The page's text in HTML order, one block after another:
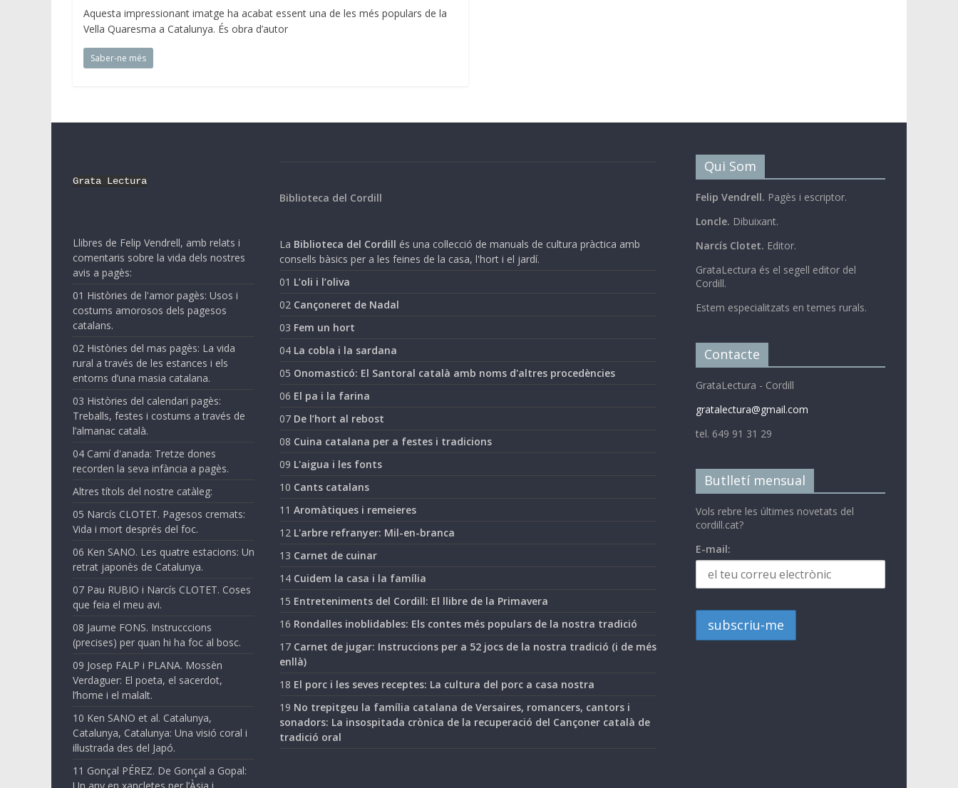
Aquesta impressionant imatge ha acabat essent una de les més populars de la
Vella Quaresma a Catalunya. És obra d’autor
Saber-ne més
Grata Lectura
Llibres de Felip Vendrell, amb relats i
comentaris sobre la vida dels nostres
avis a pagès:
01 Històries de l'amor pagès: Usos i
costums amorosos dels pagesos
catalans.
02 Històries del mas pagès: La vida
rural a través de les estances i els
entorns d’una masia catalana.
03 Històries del calendari pagès:
Treballs, festes i costums a través de
l’almanac català.
04 Camí d'anada: Tretze dones
recorden la seva infància a pagès.
Altres títols del nostre catàleg:
05 Narcís CLOTET. Pagesos cremats:
Vida i mort després del foc.
06 Ken SANO. Les quatre estacions: Un
retrat japonès de Catalunya.
07 Pau RUBIO i Narcís CLOTET. Coses
que feia el meu avi.
08 Jaume FONS. Instrucccions
(precises) per quan hi ha foc al bosc.
09 Josep FALP i PLANA. Mossèn
Verdaguer: El poeta, el sacerdot,
l’home i el malalt.
10 Ken SANO et al. Catalunya,
Catalunya, Catalunya: Una visió coral i
il·lustrada des del Japó.
11 Gonçal PÉREZ. De Gonçal a Gopal:
Un any en xancletes per l’Àsia i
Biblioteca del Cordill
La Biblioteca del Cordill és una col·lecció de manuals de cultura pràctica amb
consells bàsics per a les feines de la casa, l'hort i el jardí.
01 L’oli i l’oliva
02 Cançoneret de Nadal
03 Fem un hort
04 La cobla i la sardana
05 Onomasticó: El Santoral català amb noms d'altres procedències
06 El pa i la farina
07 De l’hort al rebost
08 Cuina catalana per a festes i tradicions
09 L'aigua i les fonts
10 Cants catalans
11 Aromàtiques i remeieres
12 L'arbre refranyer: Mil-en-branca
13 Carnet de cuinar
14 Cuidem la casa i la família
15 Entreteniments del Cordill: El llibre de la Primavera
16 Rondalles inoblidables: Els contes més populars de la nostra tradició
17 Carnet de jugar: Instruccions per a 52 jocs de la nostra tradició (i de més
enllà)
18 El porc i les seves receptes: La cultura del porc a casa nostra
19 No trepitgeu la família catalana de Versaires, romancers, cantors i
sonadors: La insospitada crònica de la recuperació del Cançoner català de
tradició oral
Qui Som
Felip Vendrell. Pagès i escriptor.
Loncle. Dibuixant.
Narcís Clotet. Editor.
GrataLectura és el segell editor del
Cordill.
Estem especialitzats en temes rurals.
Contacte
GrataLectura - Cordill
gratalectura@gmail.com
tel. 649 91 31 29
Butlletí mensual
Vols rebre les últimes novetats del
cordill.cat?
E-mail: